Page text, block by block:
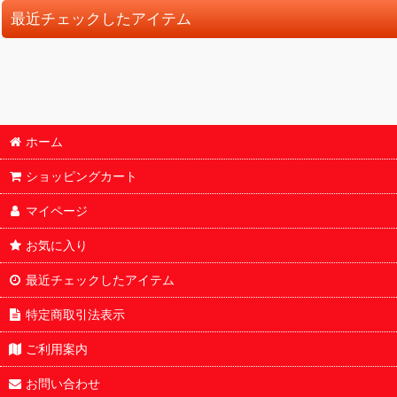
最近チェックしたアイテム
ホーム
ショッピングカート
マイページ
お気に入り
最近チェックしたアイテム
特定商取引法表示
ご利用案内
お問い合わせ